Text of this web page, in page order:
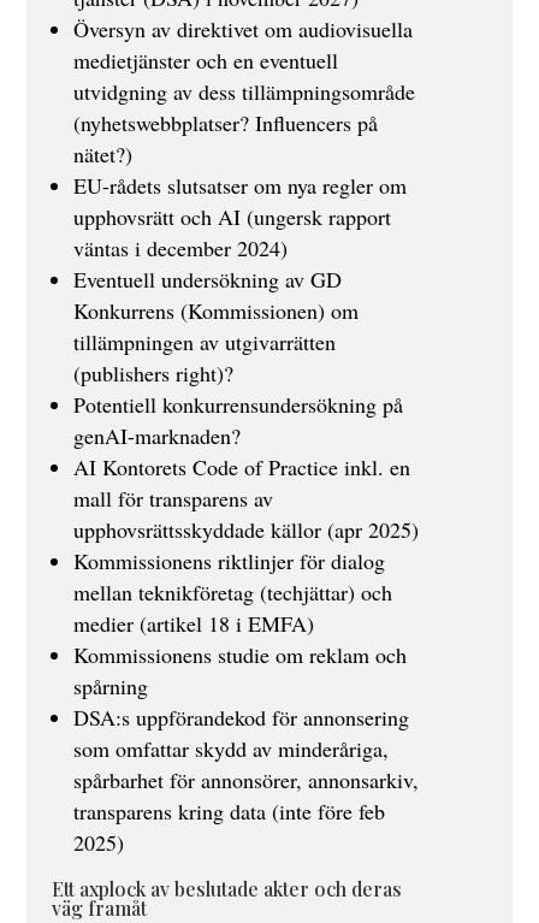
Översyn av direktivet om audiovisuella
medietjänster och en eventuell
utvidgning av dess tillämpningsområde
(nyhetswebbplatser? Influencers på
nätet?)
EU-rådets slutsatser om nya regler om
upphovsrätt och AI (ungersk rapport
väntas i december 2024)
Eventuell undersökning av GD
Konkurrens (Kommissionen) om
tillämpningen av utgivarrätten
(publishers right)?
Potentiell konkurrensundersökning på
genAI-marknaden?
AI Kontorets Code of Practice inkl. en
mall för transparens av
upphovsrättsskyddade källor (apr 2025)
Kommissionens riktlinjer för dialog
mellan teknikföretag (techjättar) och
medier (artikel 18 i EMFA)
Kommissionens studie om reklam och
spårning
DSA:s uppförandekod för annonsering
som omfattar skydd av minderåriga,
spårbarhet för annonsörer, annonsarkiv,
transparens kring data (inte före feb
2025)
Ett axplock av beslutade akter och deras
väg framåt